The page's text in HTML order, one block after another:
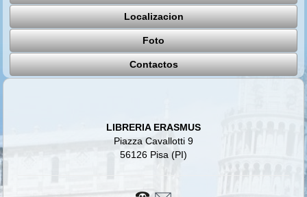
Localizacion
Foto
Contactos
LIBRERIA ERASMUS
Piazza Cavallotti 9
56126 Pisa (PI)